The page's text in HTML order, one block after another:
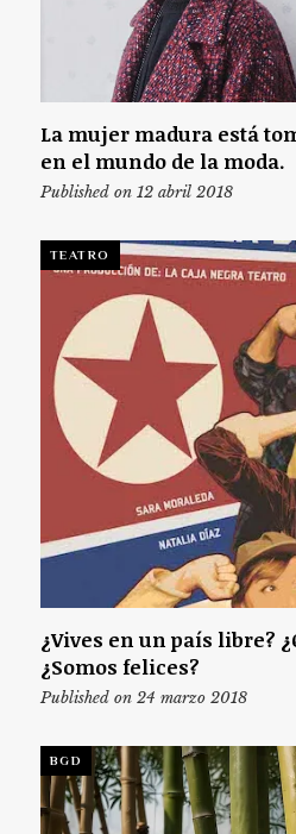
La mujer madura está
en el mundo de la moda.
Published on 12 abril 2018
TEATRO
¿Vives en un país libre?
¿Somos felices?
Published on 24 marzo 2018
BGD